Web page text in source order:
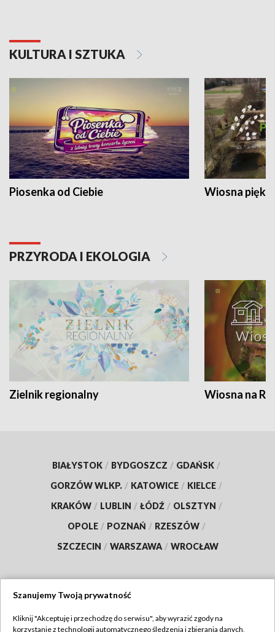
KULTURA I SZTUKA
Piosenka od Ciebie Wiosna
PRZYRODA I EKOLOGIA
Zielnik regionalny Wiosna na
BIAŁYSTOK / BYDGOSZCZ / GDAŃSK /
GORZÓW WLKP. / KATOWICE / KIELCE /
KRAKÓW / LUBLIN / ŁÓDŹ / OLSZTYN /
OPOLE / POZNAŃ / RZESZÓW /
SZCZECIN / WARSZAWA / WROCŁAW
Szanujemy Twoją prywatność
Kliknij "Akceptuję i przechodzę do serwisu", aby wyrazić zgody na
korzystanie z technologii automatycznego śledzenia i zbierania danych,